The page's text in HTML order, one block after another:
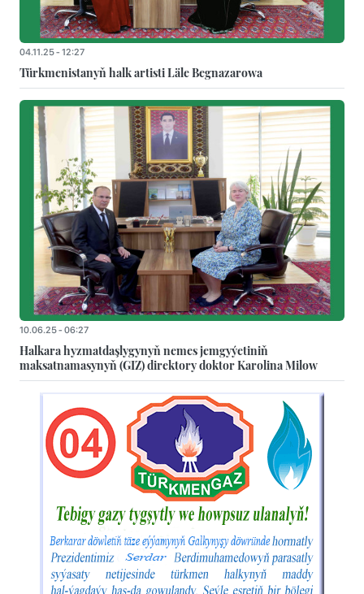
04.11.25 - 12:27
Türkmenistanyň halk artisti Läle Begnazarowa
10.06.25 - 06:27
Halkara hyzmatdaşlygynyň nemes jemgyýetiniň
maksatnamasynyň (GIZ) direktory doktor Karolina Milow